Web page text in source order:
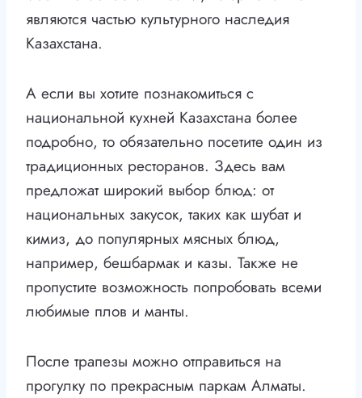
являются частью культурного наследия
Казахстана.
А если вы хотите познакомиться с
национальной кухней Казахстана более
подробно, то обязательно посетите один из
традиционных ресторанов. Здесь вам
предложат широкий выбор блюд: от
национальных закусок, таких как шубат и
кимиз, до популярных мясных блюд,
например, бешбармак и казы. Также не
пропустите возможность попробовать всеми
любимые плов и манты.
После трапезы можно отправиться на
прогулку по прекрасным паркам Алматы.